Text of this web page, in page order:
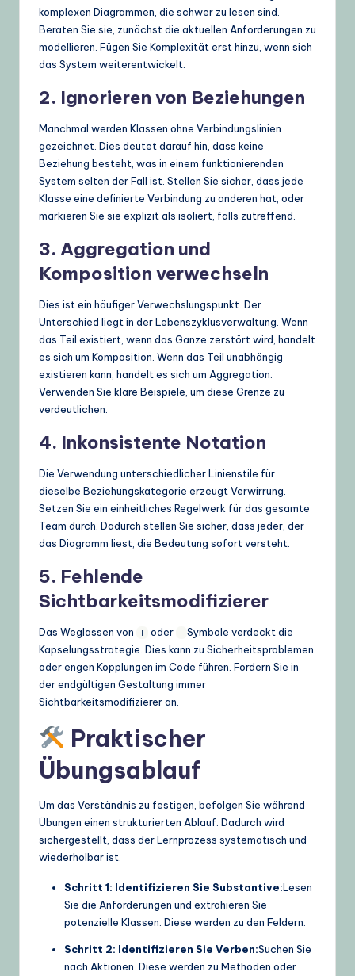
komplexen Diagrammen, die schwer zu lesen sind.
Beraten Sie sie, zunächst die aktuellen Anforderungen zu
modellieren. Fügen Sie Komplexität erst hinzu, wenn sich
das System weiterentwickelt.
2. Ignorieren von Beziehungen
Manchmal werden Klassen ohne Verbindungslinien
gezeichnet. Dies deutet darauf hin, dass keine
Beziehung besteht, was in einem funktionierenden
System selten der Fall ist. Stellen Sie sicher, dass jede
Klasse eine definierte Verbindung zu anderen hat, oder
markieren Sie sie explizit als isoliert, falls zutreffend.
3. Aggregation und
Komposition verwechseln
Dies ist ein häufiger Verwechslungspunkt. Der
Unterschied liegt in der Lebenszyklusverwaltung. Wenn
das Teil existiert, wenn das Ganze zerstört wird, handelt
es sich um Komposition. Wenn das Teil unabhängig
existieren kann, handelt es sich um Aggregation.
Verwenden Sie klare Beispiele, um diese Grenze zu
verdeutlichen.
4. Inkonsistente Notation
Die Verwendung unterschiedlicher Linienstile für
dieselbe Beziehungskategorie erzeugt Verwirrung.
Setzen Sie ein einheitliches Regelwerk für das gesamte
Team durch. Dadurch stellen Sie sicher, dass jeder, der
das Diagramm liest, die Bedeutung sofort versteht.
5. Fehlende
Sichtbarkeitsmodifizierer
Das Weglassen von + oder - Symbole verdeckt die
Kapselungsstrategie. Dies kann zu Sicherheitsproblemen
oder engen Kopplungen im Code führen. Fordern Sie in
der endgültigen Gestaltung immer
Sichtbarkeitsmodifizierer an.
Praktischer
Übungsablauf
Um das Verständnis zu festigen, befolgen Sie während
Übungen einen strukturierten Ablauf. Dadurch wird
sichergestellt, dass der Lernprozess systematisch und
wiederholbar ist.
Schritt 1: Identifizieren Sie Substantive:Lesen
Sie die Anforderungen und extrahieren Sie
potenzielle Klassen. Diese werden zu den Feldern.
Schritt 2: Identifizieren Sie Verben:Suchen Sie
nach Aktionen. Diese werden zu Methoden oder